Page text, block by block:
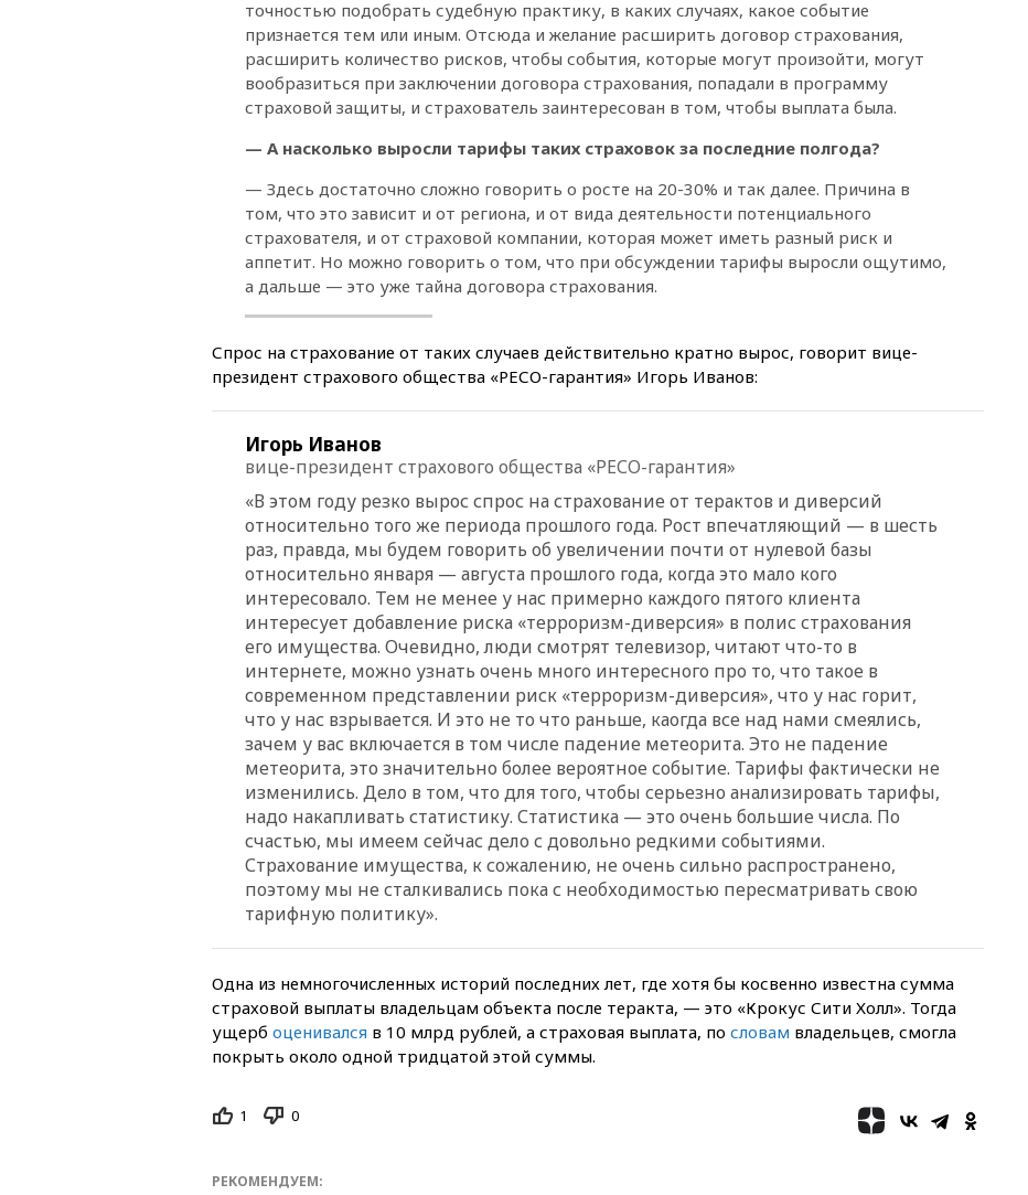
защиту дорог от БПЛА из
вчера, 20:00 Зеленский 8
августа посетит Сербию с
официальным визитом
внесен законопроект об
вчера, 19:50 Аэропорты Сочи и
Ярославля приостановили
работу
вчера, 19:20
2022 года
вчера, 19:00Путин уточнил
порядок присвоения воинских
званий добровольцам
вчера, 18:50Euractiv: восток
Финляндии приходит в упадок
без российских туристов
вчера, 18:35В Жуковском и
аэропорту Геленджика
введены ограничения
вчера, 18:21Зюганов
присоединился к критике
«Яблока»
вчера, 18:15Четыре человека
пострадали при атаках ВСУ на
Белгородскую область
вчера, 18:00Совет мира
Газе
вчера, 17:50 Миронов призвал
снять «Яблоко» с выборов в
Госдуму
точностью подобрать судебную практику, в каких случаях, какое событие
признается тем или иным. Отсюда и желание расширить договор страхования,
расширить количество рисков, чтобы события, которые могут произойти, могут
вообразиться при заключении договора страхования, попадали в программу
страховой защиты, и страхователь заинтересован в том, чтобы выплата была.
— А насколько выросли тарифы таких страховок за последние полгода?
— Здесь достаточно сложно говорить о росте на 20-30% и так далее. Причина в
том, что это зависит и от региона, и от вида деятельности потенциального
страхователя, и от страховой компании, которая может иметь разный риск и
аппетит. Но можно говорить о том, что при обсуждении тарифы выросли ощутимо,
а дальше — это уже тайна договора страхования.
Спрос на страхование от таких случаев действительно кратно вырос, говорит вице-
президент страхового общества «РЕСО-гарантия» Игорь Иванов:
Игорь Иванов
вице-президент страхового общества «РЕСО-гарантия»
«В этом году резко вырос спрос на страхование от терактов и диверсий
относительно того же периода прошлого года. Рост впечатляющий — в шесть
раз, правда, мы будем говорить об увеличении почти от нулевой базы
относительно января — августа прошлого года, когда это мало кого
интересовало. Тем не менее у нас примерно каждого пятого клиента
интересует добавление риска «терроризм-диверсия» в полис страхования
его имущества. Очевидно, люди смотрят телевизор, читают что-то в
интернете, можно узнать очень много интересного про то, что такое в
современном представлении риск «терроризм-диверсия», что у нас горит,
что у нас взрывается. И это не то что раньше, каогда все над нами смеялись,
зачем у вас включается в том числе падение метеорита. Это не падение
метеорита, это значительно более вероятное событие. Тарифы фактически не
изменились. Дело в том, что для того, чтобы серьезно анализировать тарифы,
надо накапливать статистику. Статистика — это очень большие числа. По
счастью, мы имеем сейчас дело с довольно редкими событиями.
Страхование имущества, к сожалению, не очень сильно распространено,
поэтому мы не сталкивались пока с необходимостью пересматривать свою
тарифную политику».
Одна из немногочисленных историй последних лет, где хотя бы косвенно известна сумма
страховой выплаты владельцам объекта после теракта, — это «Крокус Сити Холл». Тогда
ущерб оценивался в 10 млрд рублей, а страховая выплата, по словам владельцев, смогла
покрыть около одной тридцатой этой суммы.
1 0
РЕКОМЕНДУЕМ: